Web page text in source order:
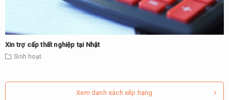
Xin trợ cấp thất nghiệp tại Nhật
Sinh hoạt
Xem danh sách xếp hạng